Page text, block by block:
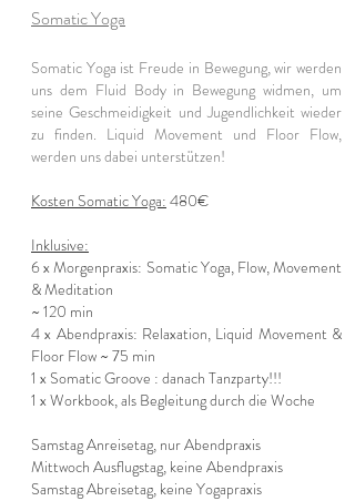
Somatic Yoga
Somatic Yoga ist Freude in Bewegung, wir werden
uns dem Fluid Body in Bewegung widmen, um
seine Geschmeidigkeit und Jugendlichkeit wieder
zu finden. Liquid Movement und Floor Flow,
werden uns dabei unterstützen!
Kosten Somatic Yoga: 480€
Inklusive:
6 x Morgenpraxis: Somatic Yoga, Flow, Movement
& Meditation
~ 120 min
4 x Abendpraxis: Relaxation, Liquid Movement &
Floor Flow ~ 75 min
1 x Somatic Groove : danach Tanzparty!!!
1 x Workbook, als Begleitung durch die Woche
Samstag Anreisetag, nur Abendpraxis
Mittwoch Ausflugstag, keine Abendpraxis
Samstag Abreisetag, keine Yogapraxis